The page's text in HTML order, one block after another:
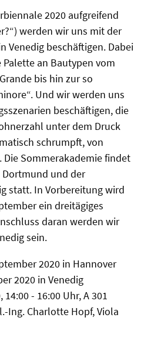
2020 aufgreifend
werden wir uns mit der
Venedig beschäftigen. Dabei
an Bautypen vom
bis hin zur so
Und wir werden uns
beschäftigen, die
unter dem Druck
schrumpft, von
Die Sommerakademie findet
und der
statt. In Vorbereitung wird
ein dreitägiges
daran werden wir
sein.
2020 in Hannover
2020 in Venedig
- 16:00 Uhr, A 301
Ing. Charlotte Hopf, Viola